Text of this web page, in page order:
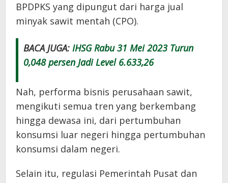
BPDPKS yang dipungut dari harga jual
minyak sawit mentah (CPO).
BACA JUGA: IHSG Rabu 31 Mei 2023 Turun
0,048 persen Jadi Level 6.633,26
Nah, performa bisnis perusahaan sawit,
mengikuti semua tren yang berkembang
hingga dewasa ini, dari pertumbuhan
konsumsi luar negeri hingga pertumbuhan
konsumsi dalam negeri.
Selain itu, regulasi Pemerintah Pusat dan